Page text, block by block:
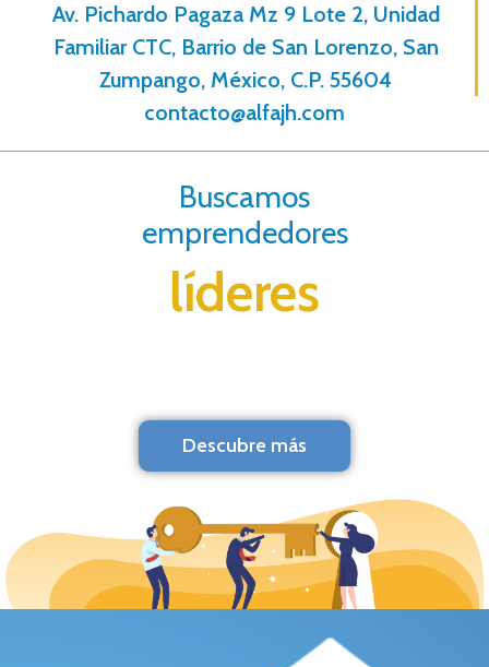
Av. Pichardo Pagaza Mz 9 Lote 2, Unidad
Familiar CTC, Barrio de San Lorenzo, San
Zumpango, México, C.P. 55604
contacto@alfajh.com
Buscamos
emprendedores
líderes
Descubre más